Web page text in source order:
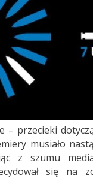
– przecieki
musiało
z szumu
się na